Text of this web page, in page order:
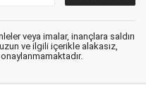
veya imalar, inançlara saldırı
ve ilgili içerikle alakasız,